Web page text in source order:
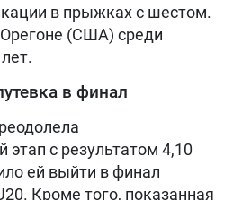
в прыжках с шестом.
(США) среди
в финал
с результатом 4,10
ей выйти в финал
Кроме того, показанная